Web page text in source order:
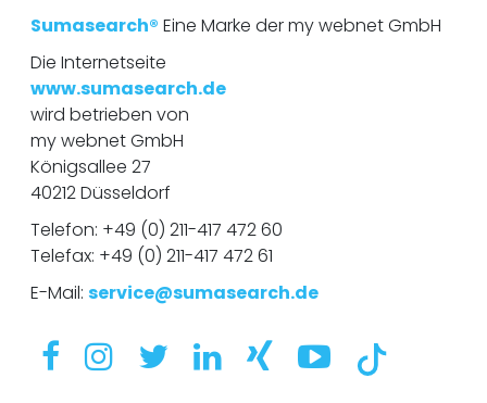
Sumasearch® Eine Marke der my webnet GmbH
Die Internetseite
www.sumasearch.de
wird betrieben von
my webnet GmbH
Königsallee 27
40212 Düsseldorf
Telefon: +49 (0) 211-417 472 60
Telefax: +49 (0) 211-417 472 61
E-Mail: service@sumasearch.de